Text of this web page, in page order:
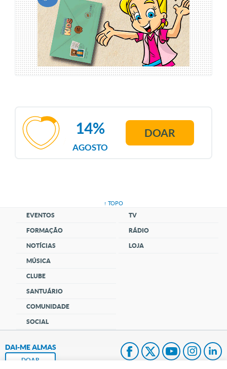
AGOSTO
14% DOAR
↑ TOPO
EVENTOS
FORMAÇÃO
NOTÍCIAS
MÚSICA
CLUBE
SANTUÁRIO
COMUNIDADE
SOCIAL
TV
RÁDIO
LOJA
DAI-ME ALMAS
DOAR